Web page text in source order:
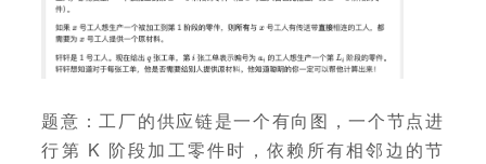
题意：工厂的供应链是一个有向图，一个节点进
行第 K 阶段加工零件时，依赖所有相邻边的节